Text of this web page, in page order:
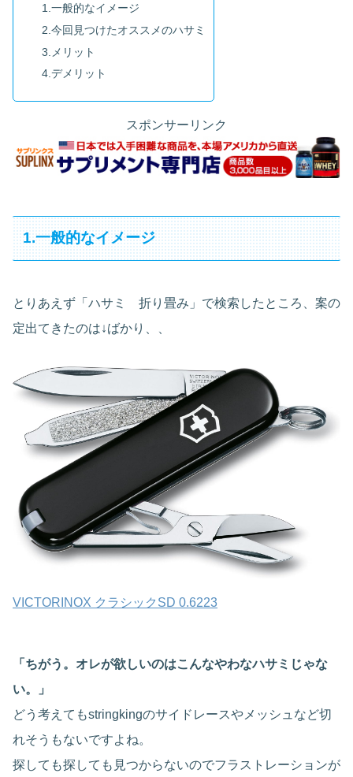
1.一般的なイメージ
2.今回見つけたオススメのハサミ
3.メリット
4.デメリット
スポンサーリンク
1.一般的なイメージ
とりあえず「ハサミ 折り畳み」で検索したところ、案の
定出てきたのは↓ばかり、、
VICTORINOX クラシックSD 0.6223
「ちがう。オレが欲しいのはこんなやわなハサミじゃな
い。」
どう考えてもstringkingのサイドレースやメッシュなど切
れそうもないですよね。
探しても探しても見つからないのでフラストレーションが